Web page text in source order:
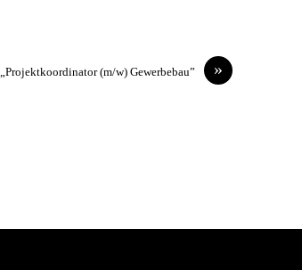
»
„Projektkoordinator (m/w) Gewerbebau”